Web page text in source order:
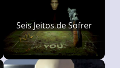
Seis Jeitos de Sofrer